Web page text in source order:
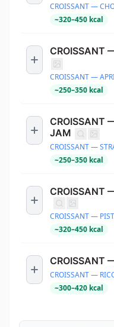
CROISSANT —
~320–450 kcal
CROISSANT
CROISSANT —
~250–350 kcal
CROISSANT
JAM
CROISSANT —
~250–350 kcal
CROISSANT
CROISSANT —
~320–450 kcal
CROISSANT
CROISSANT —
~300–420 kcal